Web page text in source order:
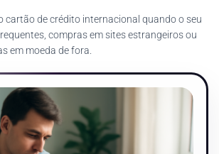
cartão de crédito internacional quando o seu
compras em sites estrangeiros ou
em moeda de fora.